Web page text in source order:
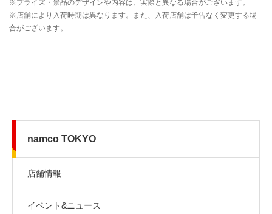
namco TOKYO
店舗情報
イベント&ニュース